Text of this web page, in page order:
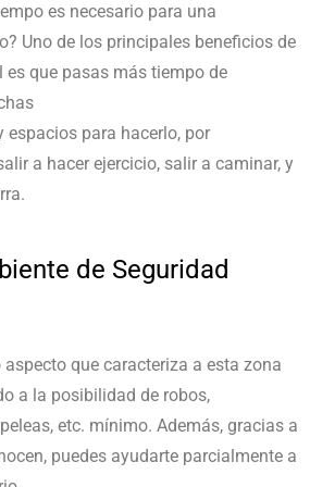
es necesario para una
Uno de los principales beneficios de
es que pasas más tiempo de
espacios para hacerlo, por
a hacer ejercicio, salir a caminar, y
de Seguridad
aspecto que caracteriza a esta zona
a la posibilidad de robos,
etc. mínimo. Además, gracias a
puedes ayudarte parcialmente a